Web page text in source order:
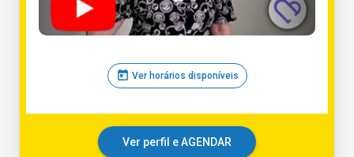
today Ver horários disponíveis
Ver perfil e AGENDAR